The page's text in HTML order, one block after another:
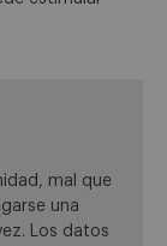
mal que
una
Los datos